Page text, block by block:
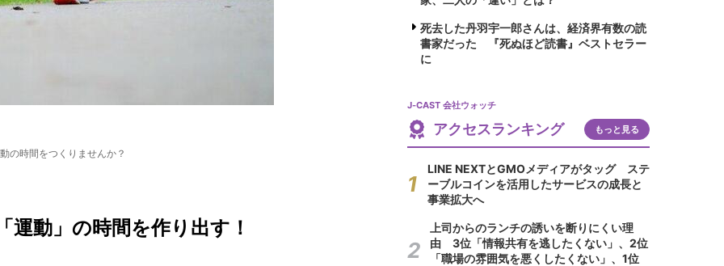
の時間をつくりませんか？
運動」の時間を作り出す！
死去した丹羽宇一郎さんは、経済界有数の読
書家だった 『死ぬほど読書』ベストセラー
に
J-CAST 会社ウォッチ
アクセスランキング もっと見る
LINE NEXTとGMOメディアがタッグ ステ
ーブルコインを活用したサービスの成長と
事業拡大へ
上司からのランチの誘いを断りにくい理
由 3位「情報共有を逃したくない」、2位
「職場の雰囲気を悪くしたくない」、1位